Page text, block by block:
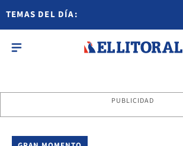
TEMAS DEL DÍA:
PUBLICIDAD